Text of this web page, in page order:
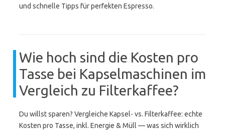
und schnelle Tipps für perfekten Espresso.
Wie hoch sind die Kosten pro
Tasse bei Kapselmaschinen im
Vergleich zu Filterkaffee?
Du willst sparen? Vergleiche Kapsel- vs. Filterkaffee: echte
Kosten pro Tasse, inkl. Energie & Müll — was sich wirklich